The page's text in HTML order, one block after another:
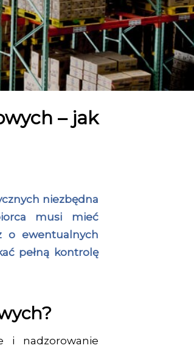
– jak
niezbędna
musi mieć
o ewentualnych
pełną kontrolę
i nadzorowanie